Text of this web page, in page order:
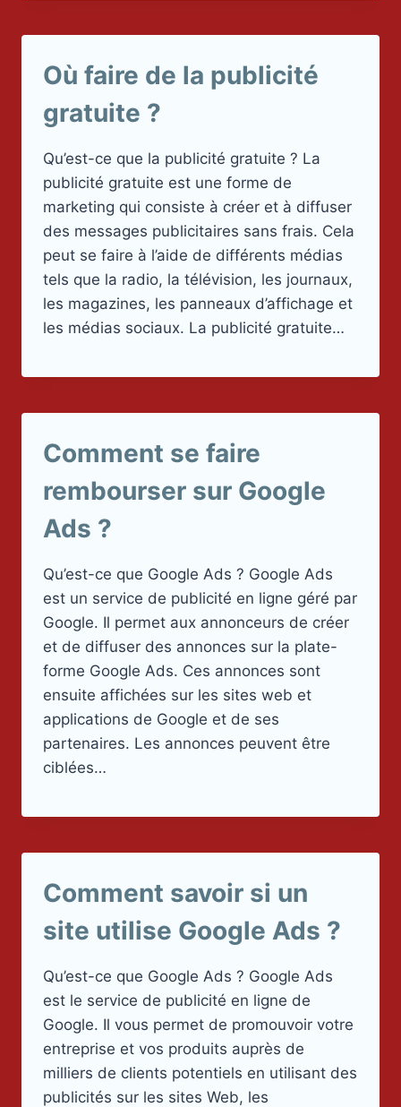
Où faire de la publicité
gratuite ?
Qu’est-ce que la publicité gratuite ? La
publicité gratuite est une forme de
marketing qui consiste à créer et à diffuser
des messages publicitaires sans frais. Cela
peut se faire à l’aide de différents médias
tels que la radio, la télévision, les journaux,
les magazines, les panneaux d’affichage et
les médias sociaux. La publicité gratuite…
Comment se faire
rembourser sur Google
Ads ?
Qu’est-ce que Google Ads ? Google Ads
est un service de publicité en ligne géré par
Google. Il permet aux annonceurs de créer
et de diffuser des annonces sur la plate-
forme Google Ads. Ces annonces sont
ensuite affichées sur les sites web et
applications de Google et de ses
partenaires. Les annonces peuvent être
ciblées…
Comment savoir si un
site utilise Google Ads ?
Qu’est-ce que Google Ads ? Google Ads
est le service de publicité en ligne de
Google. Il vous permet de promouvoir votre
entreprise et vos produits auprès de
milliers de clients potentiels en utilisant des
publicités sur les sites Web, les